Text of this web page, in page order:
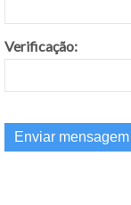
Verificação: